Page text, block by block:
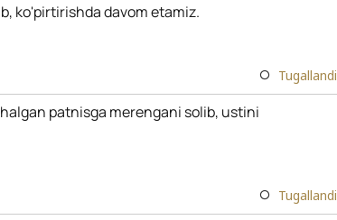
ko'pirtirishda davom etamiz.
Tugallandi
patnisga merengani solib, ustini
Tugallandi